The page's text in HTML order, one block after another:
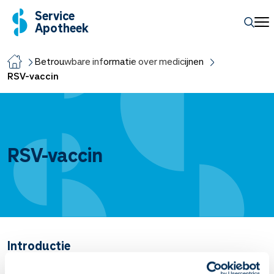
Service
Apotheek
Betrouwbare informatie over medicijnen
RSV-vaccin
RSV-vaccin
Introductie